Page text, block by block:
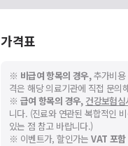
가격표
※ 비급여 항목의 경우,추가비용
격은 해당 의료기관에 직접 문의
※ 급여 항목의 경우, 건강보험
니다. (진료와 연관된 복합적인
있는 점 참고 바랍니다.)
※ 이벤트가, 할인가는VAT 포함